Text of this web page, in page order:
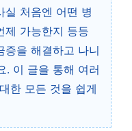
실 처음엔 어떤 병
제 가능한지 등등
증을 해결하고 나니
. 이 글을 통해 여러
한 모든 것을 쉽게